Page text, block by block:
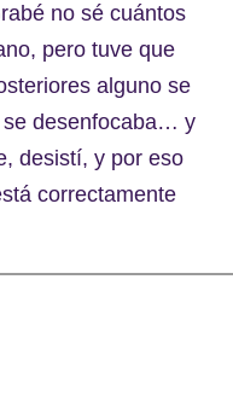
no sé cuántos
pero tuve que
alguno se
se desenfocaba… y
desistí, y por eso
correctamente